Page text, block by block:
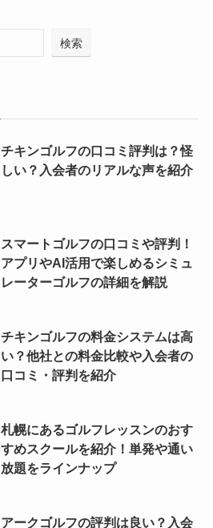
検索
チキンゴルフの口コミ評判は？怪
しい？入会者のリアルな声を紹介
スマートゴルフの口コミや評判！
アプリやAI活用で楽しめるシミュ
レーターゴルフの詳細を解説
チキンゴルフの料金システムは高
い？他社との料金比較や入会者の
口コミ・評判を紹介
札幌にあるゴルフレッスンのおす
すめスクールを紹介！単発や通い
放題をラインナップ
アークゴルフの評判は良い？入会